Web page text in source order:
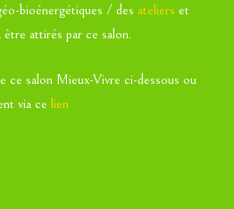
bioénergétiques / des ateliers et
attirés par ce salon.
ce salon Mieux-Vivre ci-dessous ou
via celien